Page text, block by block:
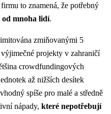
to znamená, že potřebný
od mnoha lidí.
zmiňovanými 5
projekty v zahraničí
crowdfundingových
až nižších desítek
spíše pro malé a středně
nápady, které nepotřebují